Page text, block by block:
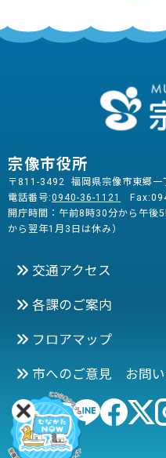
宗像市役所
〒811-3492 福岡県宗像市東郷一
電話番号:0940-36-1121
開庁時間：午前8時30分から午後
から翌年1月3日は休み）
交通アクセス
各課のご案内
フロアマップ
市へのご意見 お問い